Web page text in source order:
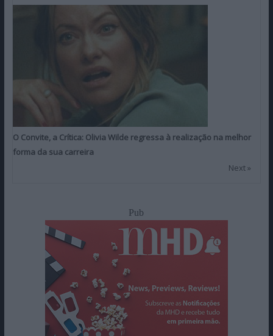
O Convite, a Crítica: Olivia Wilde regressa à realização na melhor
forma da sua carreira
Next »
Pub